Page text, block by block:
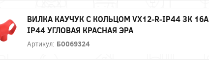
ВИЛКА КАУЧУК С КОЛЬЦОМ VX12-R-IP44 ЗК 16А
IP44 УГЛОВАЯ КРАСНАЯ ЭРА
Артикул: Б0069324